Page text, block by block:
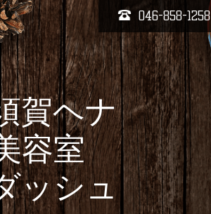
046-858-1258
賀ヘナ
容室
ッシュ